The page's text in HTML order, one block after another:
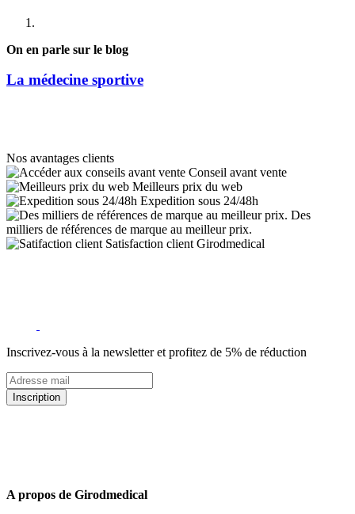
On en parle sur le blog
La médecine sportive
Nos avantages clients
Conseil avant vente
Meilleurs prix du web
Expedition sous 24/48h
Des
milliers de références de marque au meilleur prix.
Satisfaction client Girodmedical
Inscrivez-vous à la newsletter et profitez de 5% de réduction
Inscription
A propos de Girodmedical